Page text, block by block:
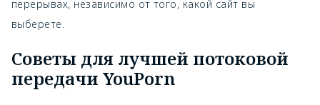
перерывах, независимо от того, какой сайт вы
выберете.
Советы для лучшей потоковой
передачи YouPorn